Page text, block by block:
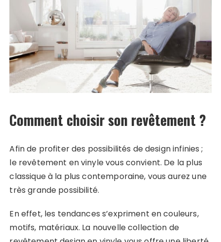
Comment choisir son revêtement ?
Afin de profiter des possibilités de design infinies ;
le revêtement en vinyle vous convient. De la plus
classique à la plus contemporaine, vous aurez une
très grande possibilité.
En effet, les tendances s’expriment en couleurs,
motifs, matériaux. La nouvelle collection de